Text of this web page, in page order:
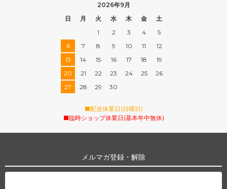
2026年9月
日
月 火 水 木 金
土
1
2 3 4
5
6
7 8 9 10 11
12
13
14 15 16 17 18
19
20
21 22 23 24 25
26
27
28 29 30
■配送休業日(日曜日)
■臨時ショップ休業日(基本年中無休)
メルマガ登録・解除